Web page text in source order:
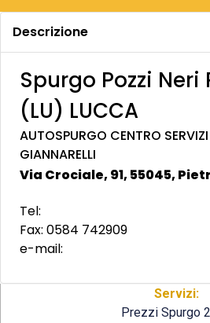
Descrizione
Spurgo Pozzi
(LU) LUCCA
AUTOSPURGO CENTRO
GIANNARELLI
Via Crociale, 91, 55045,
Tel:
Fax: 0584 742909
e-mail:
Servizi:
Prezzi Spurgo